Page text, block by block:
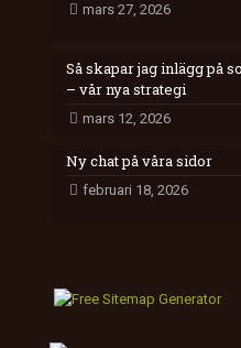
mars 27, 2026
Så skapar jag inlägg på
– vår nya strategi
mars 12, 2026
Ny chat på våra sidor
februari 18, 2026